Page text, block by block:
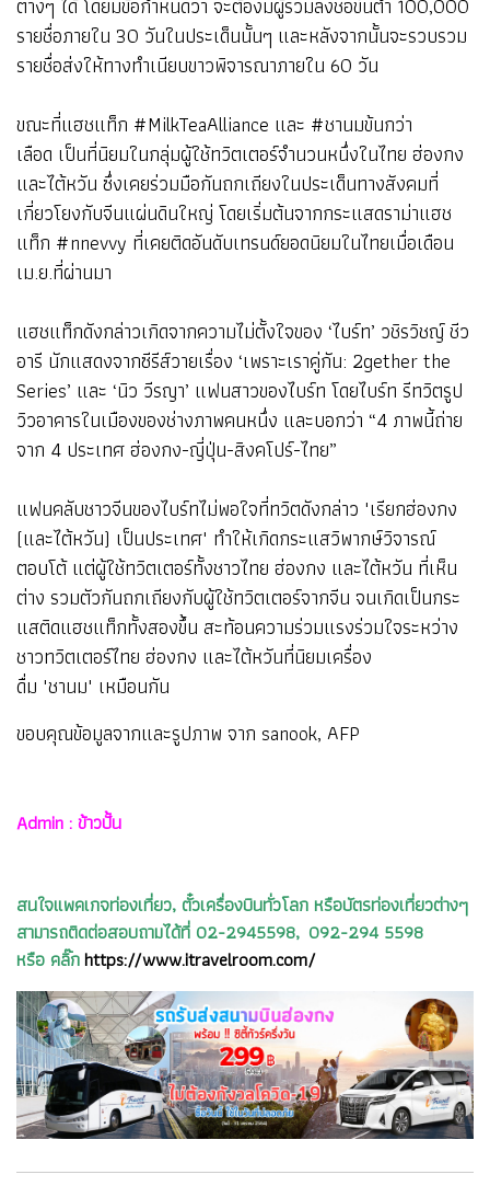
รายชื่อภายใน 30 วันในประเด็นนั้นๆ และหลังจากนั้นจะรวบรวม
รายชื่อส่งให้ทางทำเนียบขาวพิจารณาภายใน 60 วัน
ขณะที่แฮชแท็ก #MilkTeaAlliance และ #ชานมข้นกว่า
เลือด เป็นที่นิยมในกลุ่มผู้ใช้ทวิตเตอร์จำนวนหนึ่งในไทย ฮ่องกง
และไต้หวัน ซึ่งเคยร่วมมือกันถกเถียงในประเด็นทางสังคมที่
เกี่ยวโยงกับจีนแผ่นดินใหญ่ โดยเริ่มต้นจากกระแสดราม่าแฮช
แท็ก #nnevvy ที่เคยติดอันดับเทรนด์ยอดนิยมในไทยเมื่อเดือน
เม.ย.ที่ผ่านมา
แฮชแท็กดังกล่าวเกิดจากความไม่ตั้งใจของ ‘ไบร์ท’ วชิรวิชญ์ ชีว
อารี นักแสดงจากซีรีส์วายเรื่อง ‘เพราะเราคู่กัน: 2gether the
Series’ และ ‘นิว วีรญา’ แฟนสาวของไบร์ท โดยไบร์ท รีทวิตรูป
วิวอาคารในเมืองของช่างภาพคนหนึ่ง และบอกว่า “4 ภาพนี้ถ่าย
จาก 4 ประเทศ ฮ่องกง-ญี่ปุ่น-สิงคโปร์-ไทย”
แฟนคลับชาวจีนของไบร์ทไม่พอใจที่ทวิตดังกล่าว "เรียกฮ่องกง
(และไต้หวัน) เป็นประเทศ" ทำให้เกิดกระแสวิพากษ์วิจารณ์
ตอบโต้ แต่ผู้ใช้ทวิตเตอร์ทั้งชาวไทย ฮ่องกง และไต้หวัน ที่เห็น
ต่าง รวมตัวกันถกเถียงกับผู้ใช้ทวิตเตอร์จากจีน จนเกิดเป็นกระ
แสติดแฮชแท็กทั้งสองขึ้น สะท้อนความร่วมแรงร่วมใจระหว่าง
ชาวทวิตเตอร์ไทย ฮ่องกง และไต้หวันที่นิยมเครื่อง
ดื่ม 'ชานม' เหมือนกัน
ขอบคุณข้อมูลจากและรูปภาพ จาก sanook, AFP
Admin : ข้าวปั้น
สนใจแพคเกจท่องเที่ยว, ตั๋วเครื่องบินทั่วโลก หรือบัตรท่องเที่ยวต่างๆ
สามารถติดต่อสอบถามได้ที่ 02-2945598, 092-294 5598
หรือ คลิ๊กhttps://www.itravelroom.com/